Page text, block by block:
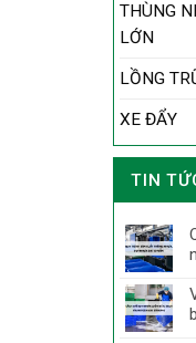
THÙNG
LỚN
LỒNG
XE ĐẨY
TIN